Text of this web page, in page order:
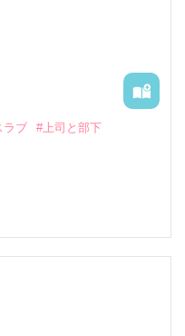
ラブ #上司と部下
川葵。